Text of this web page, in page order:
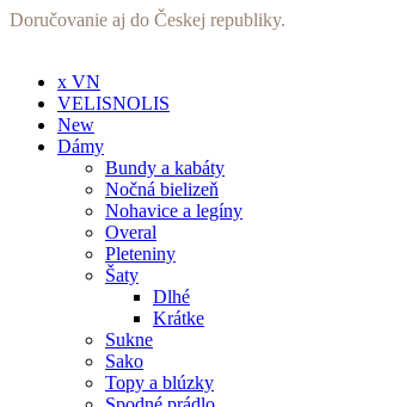
Preskočiť
Doručovanie aj do Českej republiky.
x VN
VELISNOLIS
New
Dámy
Bundy a kabáty
Nočná bielizeň
Nohavice a legíny
Overal
Pleteniny
Šaty
Dlhé
Krátke
Sukne
Sako
Topy a blúzky